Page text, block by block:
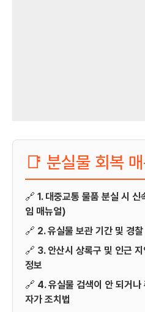
📑 분실물 회복
🔗 1. 대중교통 물품 분실 시
임 매뉴얼)
🔗 2. 유실물 보관 기간 및 경
🔗 3. 안산시 상록구 및 인근
정보
🔗 4. 유실물 검색이 안 되거
자가 조치법